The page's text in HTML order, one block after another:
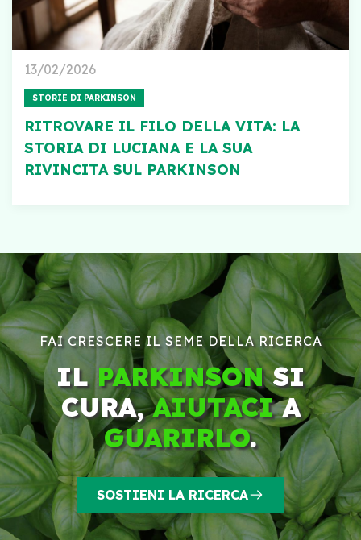
13/02/2026
STORIE DI PARKINSON
RITROVARE IL FILO DELLA VITA: LA
STORIA DI LUCIANA E LA SUA
RIVINCITA SUL PARKINSON
FAI CRESCERE IL SEME DELLA RICERCA
ILPARKINSONSI
CURA,AIUTACIA
GUARIRLO.
SOSTIENI LA RICERCA